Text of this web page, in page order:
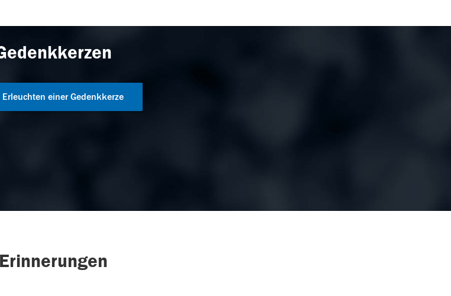
Erleuchten einer Gedenkkerze
Erinnerungen